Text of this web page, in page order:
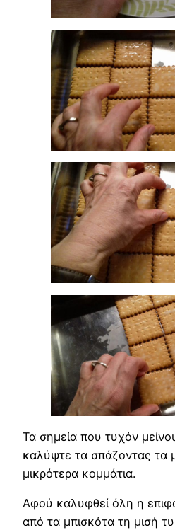
Τα σημεία που τυχόν
καλύψτε τα σπάζοντας τα
μικρότερα κομμάτια.
Αφού καλυφθεί όλη η
από τα μπισκότα τη μισή